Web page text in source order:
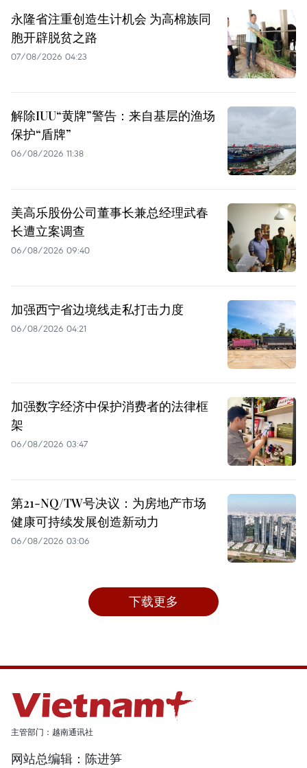
永隆省注重创造生计机会 为高棉族同
胞开辟脱贫之路
07/08/2026 04:23
解除IUU“黄牌”警告：来自基层的渔场
保护“盾牌”
06/08/2026 11:38
美高乐股份公司董事长兼总经理武春
长遭立案调查
06/08/2026 09:40
加强西宁省边境线走私打击力度
06/08/2026 04:21
加强数字经济中保护消费者的法律框
架
06/08/2026 03:47
第21-NQ/TW号决议：为房地产市场
健康可持续发展创造新动力
06/08/2026 03:06
下载更多
主管部门：越南通讯社
网站总编辑：陈进笋